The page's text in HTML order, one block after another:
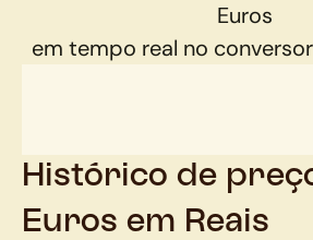
Euros
em tempo real no
Histórico de
Euros em Reais